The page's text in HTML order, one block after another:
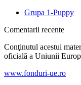
Grupa 1-Puppy
Comentarii recente
Conţinutul acestui
oficială a Uniunii
www.fonduri-ue.ro